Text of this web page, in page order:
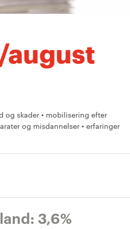
august
og skader • mobilisering efter
og misdannelser • erfaringer
3,6%